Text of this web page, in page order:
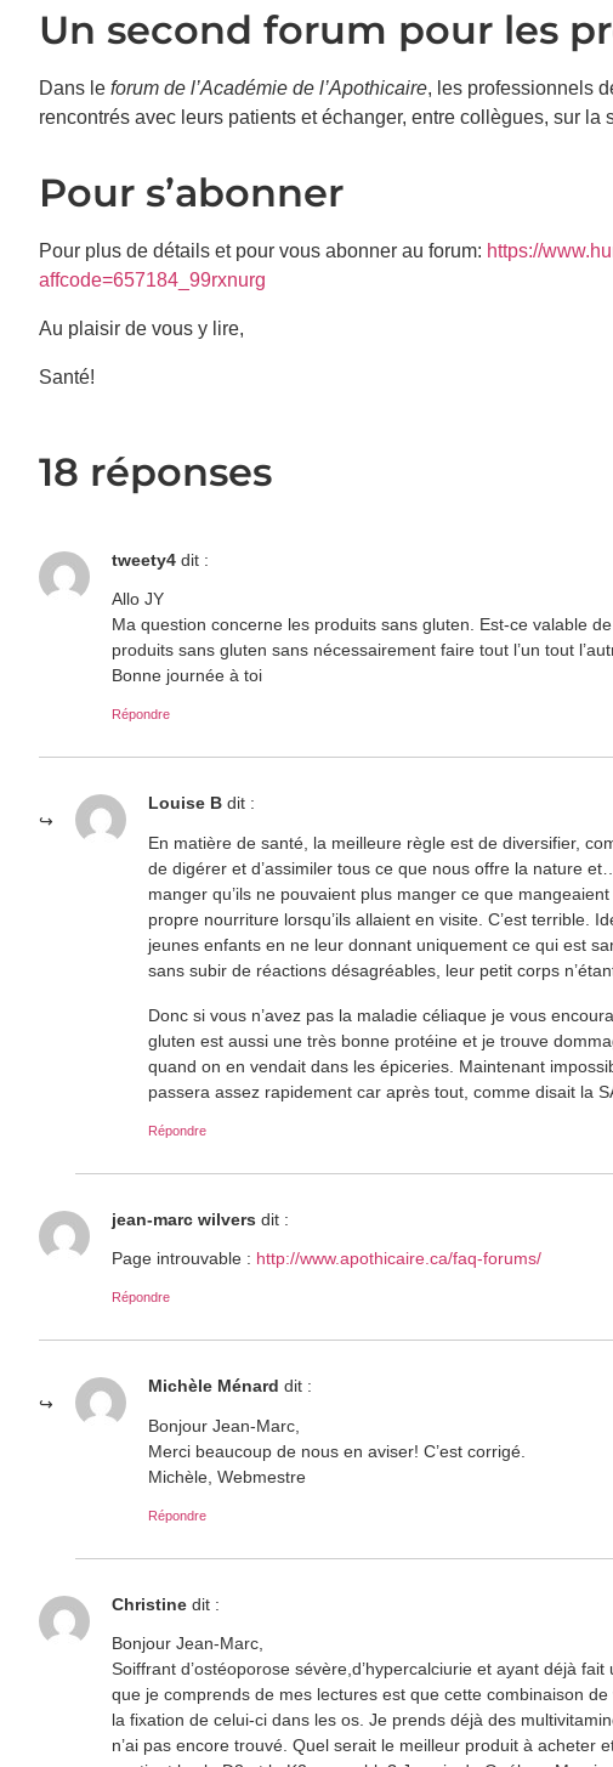
Un second forum pour les
Dans leforum de l’Académie de l’Apothicaire, les professionnels
rencontrés avec leurs patients et échanger, entre collègues, sur la
Pour s’abonner
Pour plus de détails et pour vous abonner au forum: https://
affcode=657184_99rxnurg
Au plaisir de vous y lire,
Santé!
18 réponses
tweety4 dit :
Allo JY
Ma question concerne les produits sans gluten. Est-ce valable
produits sans gluten sans nécessairement faire tout l’un tout
Bonne journée à toi
Répondre
Louise B dit :
En matière de santé, la meilleure règle est de diversifier,
de digérer et d’assimiler tous ce que nous offre la nature
manger qu’ils ne pouvaient plus manger ce que
propre nourriture lorsqu’ils allaient en visite. C’est terrible.
jeunes enfants en ne leur donnant uniquement ce qui est
sans subir de réactions désagréables, leur petit corps
Donc si vous n’avez pas la maladie céliaque je vous
gluten est aussi une très bonne protéine et je trouve
quand on en vendait dans les épiceries. Maintenant
passera assez rapidement car après tout, comme disait la
Répondre
jean-marc wilvers dit :
Page introuvable : http://www.apothicaire.ca/faq-forums/
Répondre
Michèle Ménard dit :
Bonjour Jean-Marc,
Merci beaucoup de nous en aviser! C’est corrigé.
Michèle, Webmestre
Répondre
Christine dit :
Bonjour Jean-Marc,
Soiffrant d’ostéoporose sévère,d’hypercalciurie et ayant déjà
que je comprends de mes lectures est que cette combinaison
la fixation de celui-ci dans les os. Je prends déjà des
n’ai pas encore trouvé. Quel serait le meilleur produit à acheter